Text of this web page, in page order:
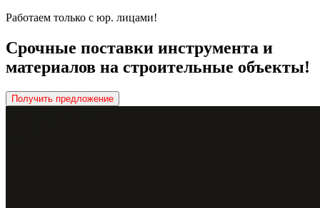
Работаем только с юр. лицами!
Срочные поставки инструмента и
материалов на строительные объекты!
Получить предложение